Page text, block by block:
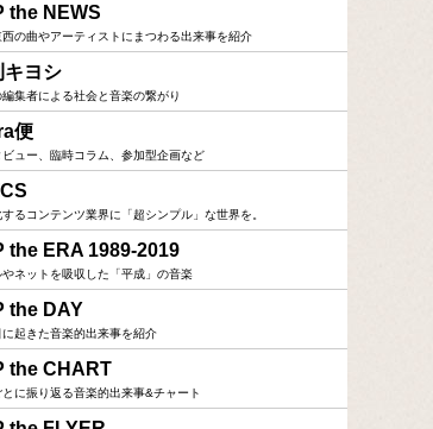
the NEWS
西の曲やアーティストにまつわる出来事を紹介
キヨシ
集者による社会と音楽の繋がり
便
ビュー、臨時コラム、参加型企画など
るコンテンツ業界に「超シンプル」な世界を。
the ERA 1989-2019
やネットを吸収した「平成」の音楽
the DAY
に起きた音楽的出来事を紹介
the CHART
に振り返る音楽的出来事&チャート